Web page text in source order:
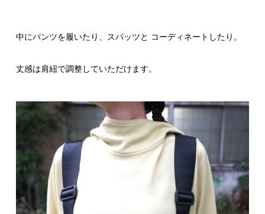
中にパンツを履いたり、スパッツと コーディネートしたり。
丈感は肩紐で調整していただけます。